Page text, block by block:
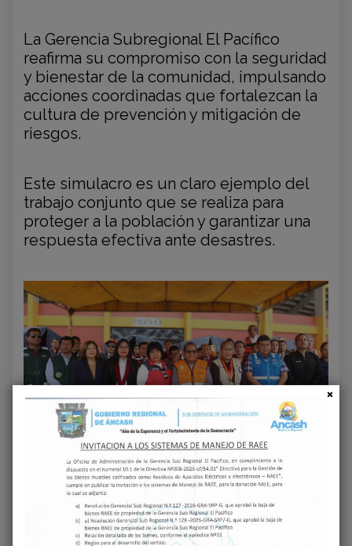
La Gerencia Subregional El Pacífico
reafirma su compromiso con la seguridad
y bienestar de la comunidad, impulsando
acciones coordinadas que fortalezcan la
cultura de prevención y mitigación de
riesgos.
Este simulacro es un claro ejemplo del
trabajo conjunto que se realiza para
proteger a la población y garantizar una
respuesta efectiva ante desastres.